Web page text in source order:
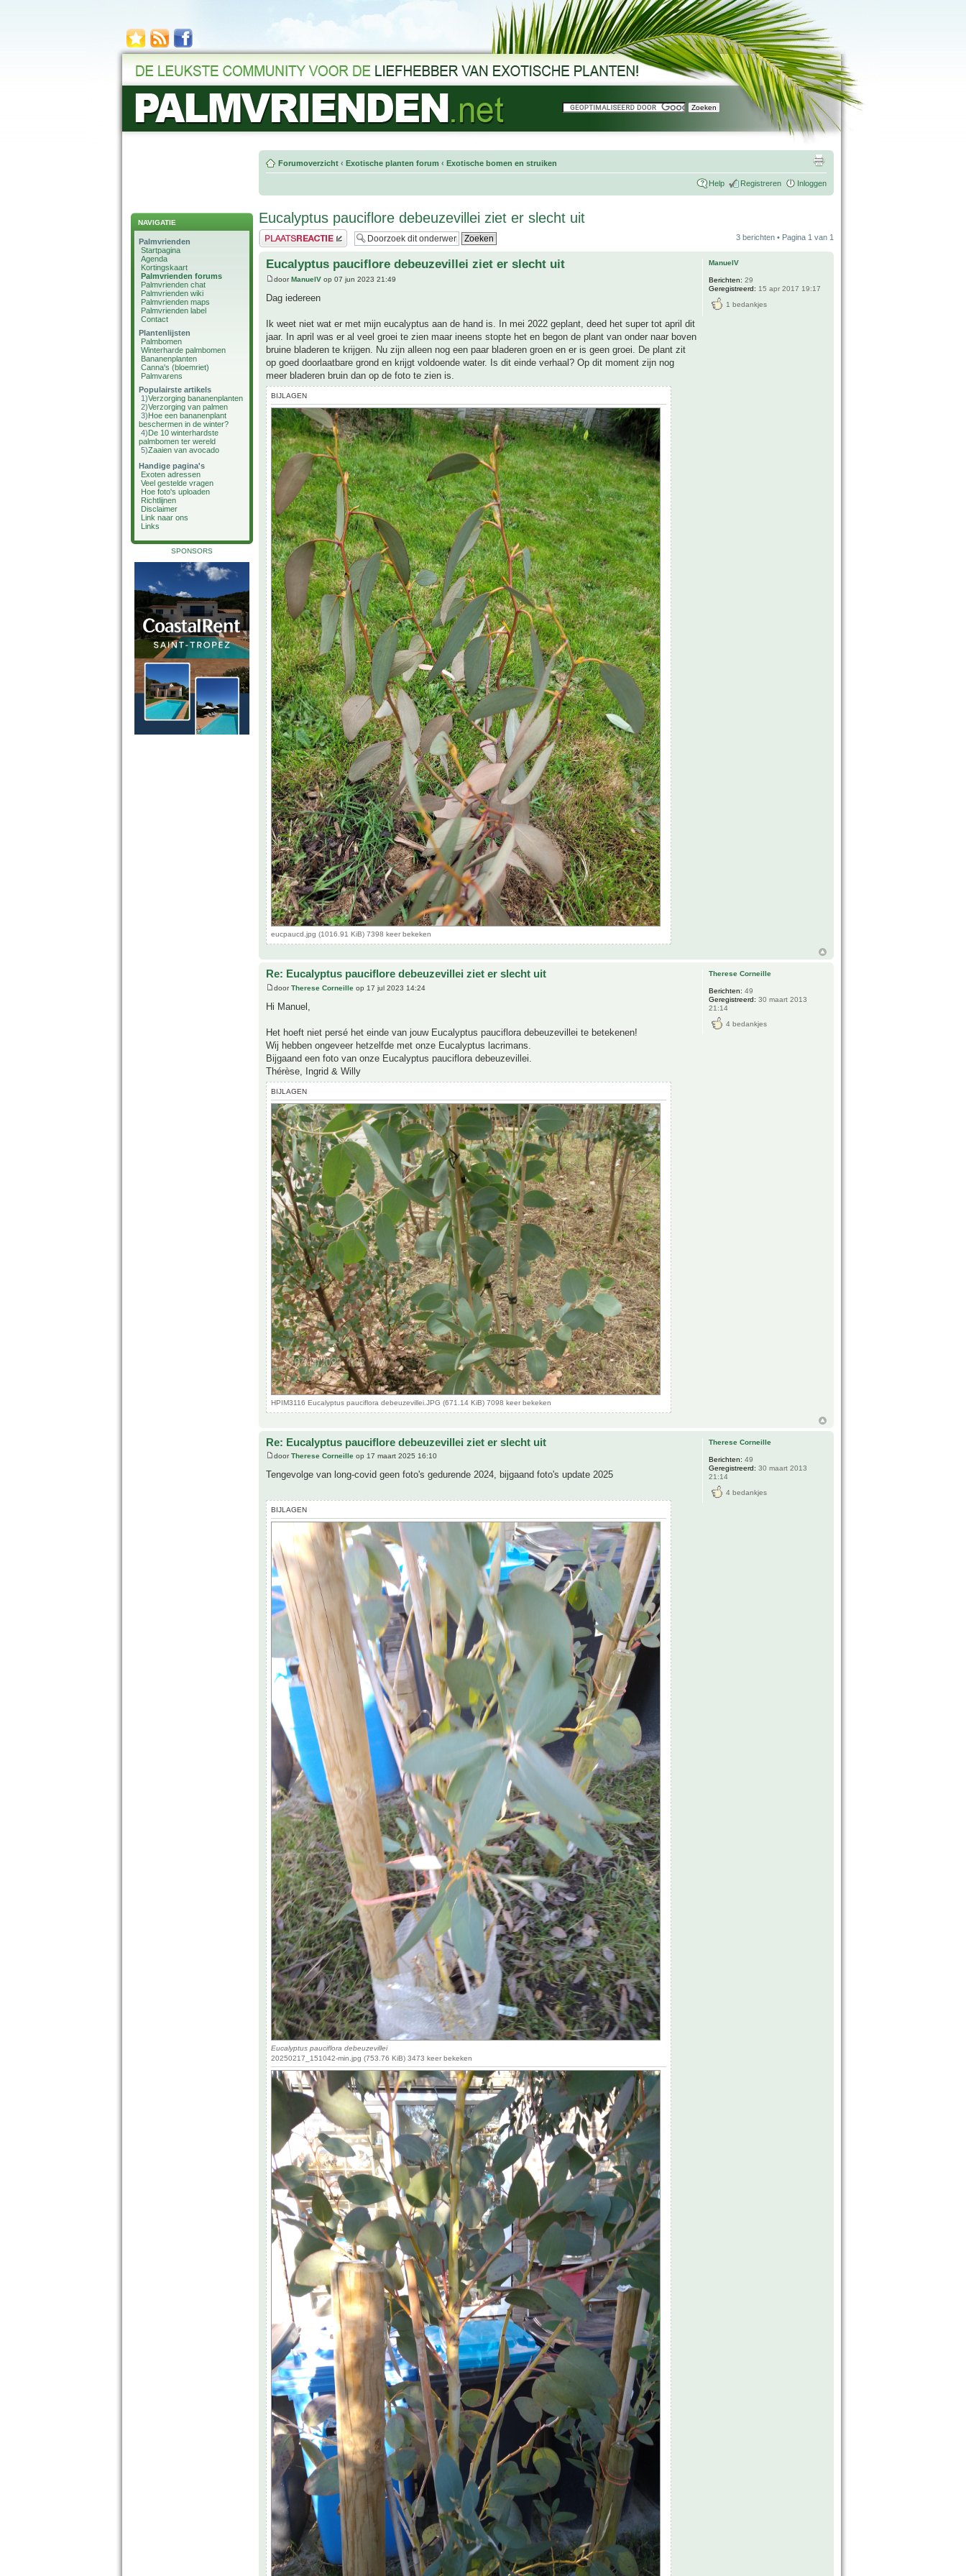
NAVIGATIE
Palmvrienden
Startpagina
Agenda
Kortingskaart
Palmvrienden forums
Palmvrienden chat
Palmvrienden wiki
Palmvrienden maps
Palmvrienden label
Contact
Plantenlijsten
Palmbomen
Winterharde palmbomen
Bananenplanten
Canna's (bloemriet)
Palmvarens
Populairste artikels
1)Verzorging bananenplanten
2)Verzorging van palmen
3)Hoe een bananenplant
beschermen in de winter?
4)De 10 winterhardste
palmbomen ter wereld
5)Zaaien van avocado
Handige pagina's
Exoten adressen
Veel gestelde vragen
Hoe foto's uploaden
Richtlijnen
Disclaimer
Link naar ons
Links
SPONSORS
Forumoverzicht ‹ Exotische planten forum ‹ Exotische bomen en struiken
Help Registreren Inloggen
Eucalyptus pauciflore debeuzevillei ziet er slecht uit
Plaats een reactie 3 berichten • Pagina 1 van 1
Eucalyptus pauciflore debeuzevillei ziet er slecht uit
doorManuelV op 07 jun 2023 21:49
Dag iedereen
Ik weet niet wat er met mijn eucalyptus aan de hand is. In mei 2022 geplant, deed het super tot april dit
jaar. In april was er al veel groei te zien maar ineens stopte het en begon de plant van onder naar boven
bruine bladeren te krijgen. Nu zijn alleen nog een paar bladeren groen en er is geen groei. De plant zit
op goed doorlaatbare grond en krijgt voldoende water. Is dit einde verhaal? Op dit moment zijn nog
meer bladeren bruin dan op de foto te zien is.
BIJLAGEN
eucpaucd.jpg (1016.91 KiB) 7398 keer bekeken
ManuelV
Berichten: 29
Geregistreerd: 15 apr 2017 19:17
1 bedankjes
Re: Eucalyptus pauciflore debeuzevillei ziet er slecht uit
doorTherese Corneille op 17 jul 2023 14:24
Hi Manuel,
Het hoeft niet persé het einde van jouw Eucalyptus pauciflora debeuzevillei te betekenen!
Wij hebben ongeveer hetzelfde met onze Eucalyptus lacrimans.
Bijgaand een foto van onze Eucalyptus pauciflora debeuzevillei.
Thérèse, Ingrid & Willy
BIJLAGEN
HPIM3116 Eucalyptus pauciflora debeuzevillei.JPG (671.14 KiB) 7098 keer bekeken
Therese Corneille
Berichten: 49
Geregistreerd: 30 maart 2013
21:14
4 bedankjes
Re: Eucalyptus pauciflore debeuzevillei ziet er slecht uit
doorTherese Corneille op 17 maart 2025 16:10
Tengevolge van long-covid geen foto's gedurende 2024, bijgaand foto's update 2025
BIJLAGEN
Eucalyptus pauciflora debeuzevillei
20250217_151042-min.jpg (753.76 KiB) 3473 keer bekeken
Therese Corneille
Berichten: 49
Geregistreerd: 30 maart 2013
21:14
4 bedankjes